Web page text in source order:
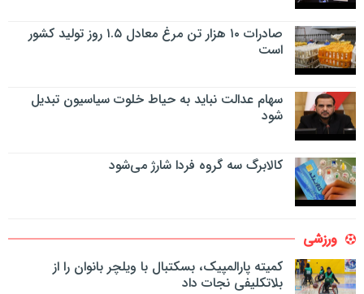
صادرات ۱۰ هزار تن مرغ معادل ۱.۵ روز تولید کشور
است
سهام عدالت نباید به حیاط خلوت سیاسیون تبدیل
شود
کالابرگ سه گروه فردا شارژ می‌شود
ورزشی
کمیته پارالمپیک، بسکتبال با ویلچر بانوان را از
بلاتکلیفی نجات داد